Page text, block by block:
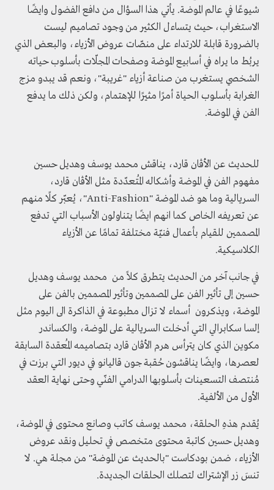
شيوعًا في عالم الموضة. يأتي هذا السؤال من دافع الفضول وايضًا
الاستغراب، حيث يتساءل الكثير من وجود تصاميم ليست
بالضرورة قابلة للارتداء على منصّات عروض الأزياء، والبعض الذي
يربُط ما يراه في أسابيع الموضة وصفحات المجلّات بأسلوب حياته
الشخصي يستغرب من صناعة أزياء "غريبة"، ونعم قد يبدو مزج
الغرابة بأسلوب الحياة أمرًا مثيرًا للإهتمام، ولكن ذلك ما يدفع
الفن في الموضة.
للحديث عن الأڤان قارد، يناقش محمد يوسف وهديل حسين
مفهوم الفن في الموضة وأشكاله المُتعدّدة مثل الأڤان قارد،
السريالية وما هو ضد الموضة "Anti-Fashion"، يُعبّر كلًا منهم
عن تعريفه الخاص كما انهم ايضًا يتناولون الأسباب التي تدفع
المصممين للقيام بأعمال فنيّة مختلفة تمامًا عن الأزياء
الكلاسيكية.
في جانب آخر من الحديث يتطرق كلاً من محمد يوسف وهديل
حسين إلى تأثير الفن على المصممين وتأثير المصممين بالفن على
الموضة، ويذكرون أسماء لا تزال مطبوعة في الذاكرة الى اليوم مثل
إلسا سكابرالي التي أدخلت السريالية على الموضة، والكساندر
مكوين الذي كان يترأس هرم الأڤان قارد بتصاميمه المُعقدة السابقة
لعصرها، وايضًا يناقشون حُقبة جون قاليانو في ديور التي برزت في
مُنتصف التسعينات بأسلوبها الدرامي الفنّي وحتى نهاية العقد
الأول من الألفية.
يُقدم هذهِ الحلقة، محمد يوسف كاتب وصانع محتوى في الموضة،
وهديل حسين كاتبة محتوى متخصص في تحليل ونقد عروض
الأزياء، ضمن بودكاست "بالحديث عن الموضة" من مجلة هي. لا
تنسَ زر الإشتراك لتصلك الحلقات الجديدة.